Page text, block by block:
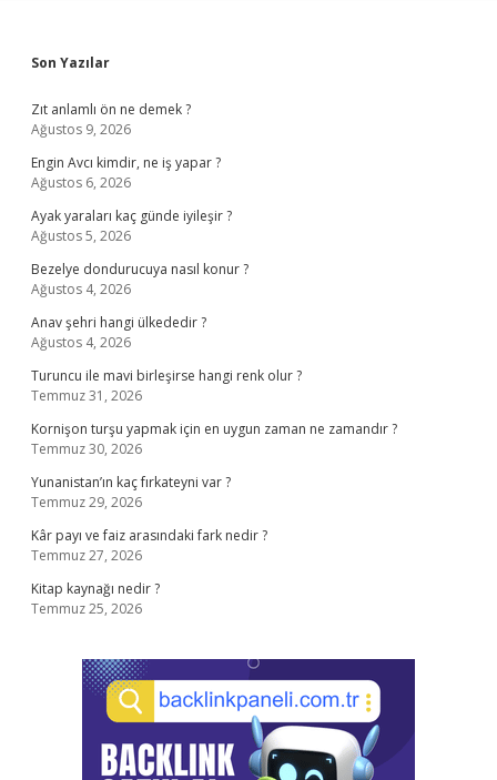
Sidebar
Son Yazılar
Zıt anlamlı ön ne demek ?
Ağustos 9, 2026
Engin Avcı kimdir, ne iş yapar ?
Ağustos 6, 2026
Ayak yaraları kaç günde iyileşir ?
Ağustos 5, 2026
Bezelye dondurucuya nasıl konur ?
Ağustos 4, 2026
Anav şehri hangi ülkededir ?
Ağustos 4, 2026
Turuncu ile mavi birleşirse hangi renk olur ?
Temmuz 31, 2026
Kornişon turşu yapmak için en uygun zaman ne zamandır ?
Temmuz 30, 2026
Yunanistan’ın kaç fırkateyni var ?
Temmuz 29, 2026
Kâr payı ve faiz arasındaki fark nedir ?
Temmuz 27, 2026
Kitap kaynağı nedir ?
Temmuz 25, 2026